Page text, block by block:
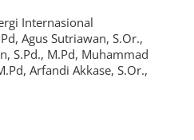
Internasional
Agus Sutriawan, S.Or.,
S.Pd., M.Pd, Muhammad
Arfandi Akkase, S.Or.,